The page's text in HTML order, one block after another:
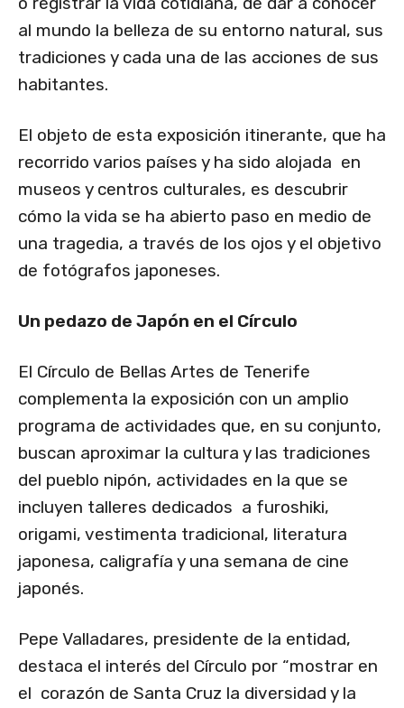
al mundo la belleza de su entorno natural, sus
tradiciones y cada una de las acciones de sus
habitantes.
El objeto de esta exposición itinerante, que ha
recorrido varios países y ha sido alojada en
museos y centros culturales, es descubrir
cómo la vida se ha abierto paso en medio de
una tragedia, a través de los ojos y el objetivo
de fotógrafos japoneses.
Un pedazo de Japón en el Círculo
El Círculo de Bellas Artes de Tenerife
complementa la exposición con un amplio
programa de actividades que, en su conjunto,
buscan aproximar la cultura y las tradiciones
del pueblo nipón, actividades en la que se
incluyen talleres dedicados a furoshiki,
origami, vestimenta tradicional, literatura
japonesa, caligrafía y una semana de cine
japonés.
Pepe Valladares, presidente de la entidad,
destaca el interés del Círculo por “mostrar en
el corazón de Santa Cruz la diversidad y la